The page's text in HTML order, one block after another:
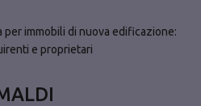
immobili di nuova edificazione:
e proprietari